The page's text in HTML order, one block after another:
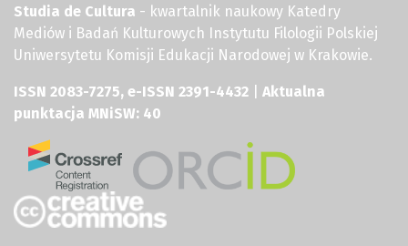
Studia de Cultura - kwartalnik naukowy Katedry
Mediów i Badań Kulturowych Instytutu Filologii Polskiej
Uniwersytetu Komisji Edukacji Narodowej w Krakowie.
ISSN 2083-7275, e-ISSN 2391-4432
Aktualna
punktacja MNiSW: 40